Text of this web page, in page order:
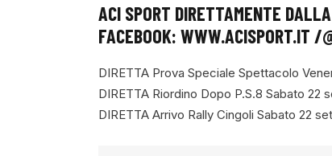
ACI SPORT DIRETTAMENTE
FACEBOOK: WWW.ACISPORT.IT /
DIRETTA Prova Speciale Spettacolo
DIRETTA Riordino Dopo P.S.8 Sabato 22
DIRETTA Arrivo Rally Cingoli Sabato 22